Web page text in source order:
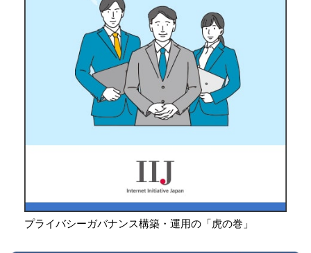
プライバシーガバナンス構築・運用の「虎の巻」